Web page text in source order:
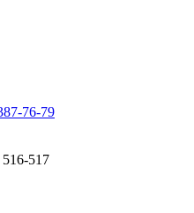
76-79
517